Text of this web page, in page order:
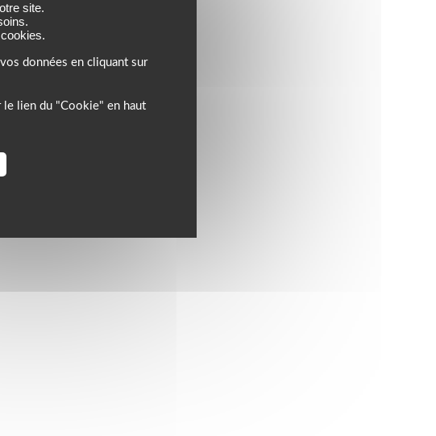
site.
données en cliquant sur
lien du "Cookie" en haut